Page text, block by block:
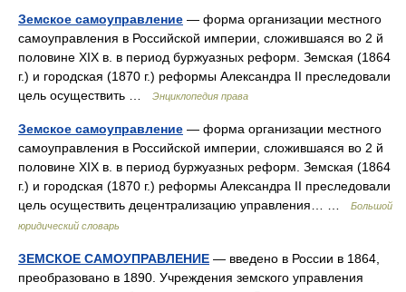
Земское самоуправление — форма организации местного
самоуправления в Российской империи, сложившаяся во 2 й
половине XIX в. в период буржуазных реформ. Земская (1864
г.) и городская (1870 г.) реформы Александра II преследовали
цель осуществить …
Энциклопедия права
Земское самоуправление — форма организации местного
самоуправления в Российской империи, сложившаяся во 2 й
половине XIX в. в период буржуазных реформ. Земская (1864
г.) и городская (1870 г.) реформы Александра II преследовали
цель осуществить децентрализацию управления… …
Большой
юридический словарь
ЗЕМСКОЕ САМОУПРАВЛЕНИЕ — введено в России в 1864,
преобразовано в 1890. Учреждения земского управления